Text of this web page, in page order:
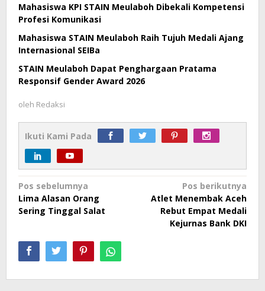
Mahasiswa KPI STAIN Meulaboh Dibekali Kompetensi
Profesi Komunikasi
Mahasiswa STAIN Meulaboh Raih Tujuh Medali Ajang
Internasional SEIBa
STAIN Meulaboh Dapat Penghargaan Pratama
Responsif Gender Award 2026
oleh Redaksi
Ikuti Kami Pada
Navigasi
pos
Pos sebelumnya
Lima Alasan Orang
Sering Tinggal Salat
Pos berikutnya
Atlet Menembak Aceh
Rebut Empat Medali
Kejurnas Bank DKI